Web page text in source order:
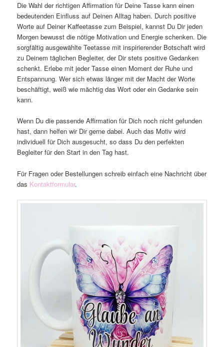
Die Wahl der richtigen Affirmation für Deine Tasse kann einen
bedeutenden Einfluss auf Deinen Alltag haben. Durch positive
Worte auf Deiner Kaffeetasse zum Beispiel, kannst Du Dir jeden
Morgen bewusst die nötige Motivation und Energie schenken. Die
sorgfältig ausgewählte Teetasse mit inspirierender Botschaft wird
zu Deinem täglichen Begleiter, der Dir stets positive Gedanken
schenkt. Erlebe mit jeder Tasse einen Moment der Ruhe und
Entspannung. Wer sich etwas länger mit der Macht der Worte
beschäftigt, weiß wie mächtig das Wort oder ein Gedanke sein
kann.
Wenn Du die passende Affirmation für Dich noch nicht gefunden
hast, dann helfen wir Dir gerne dabei. Auch das Motiv wird
individuell für Dich ausgesucht, so dass Du den perfekten
Begleiter für den Start in den Tag hast.
Für Fragen oder Bestellungen schreib einfach eine Nachricht über
das Kontaktformular.